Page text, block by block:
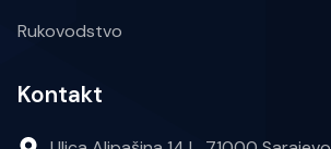
Rukovodstvo
Kontakt